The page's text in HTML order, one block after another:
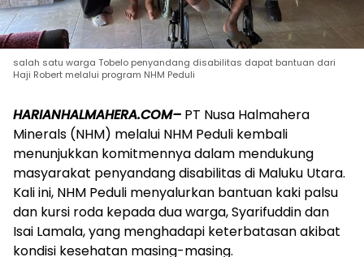
salah satu warga Tobelo penyandang disabilitas dapat bantuan dari
Haji Robert melalui program NHM Peduli
HARIANHALMAHERA.COM– PT Nusa Halmahera
Minerals (NHM) melalui NHM Peduli kembali
menunjukkan komitmennya dalam mendukung
masyarakat penyandang disabilitas di Maluku Utara.
Kali ini, NHM Peduli menyalurkan bantuan kaki palsu
dan kursi roda kepada dua warga, Syarifuddin dan
Isai Lamala, yang menghadapi keterbatasan akibat
kondisi kesehatan masing-masing.